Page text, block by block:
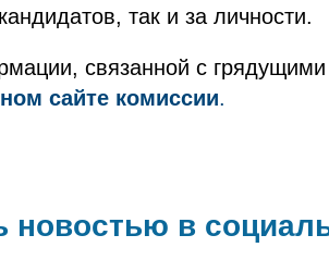
так и за личности.
связанной с
сайте комиссии.
новостью в